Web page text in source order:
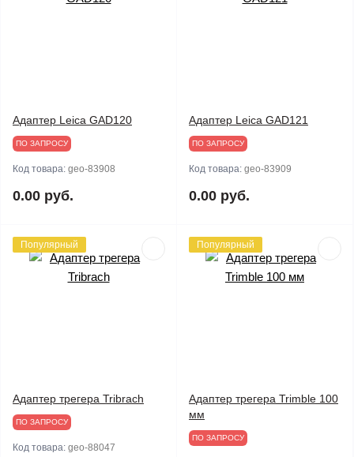
Адаптер Leica GAD120
ПО ЗАПРОСУ
Код товара: geo-83908
0.00 руб.
Адаптер Leica GAD121
ПО ЗАПРОСУ
Код товара: geo-83909
0.00 руб.
Популярный
Адаптер трегера Tribrach
ПО ЗАПРОСУ
Код товара: geo-88047
Популярный
Адаптер трегера Trimble 100
мм
ПО ЗАПРОСУ